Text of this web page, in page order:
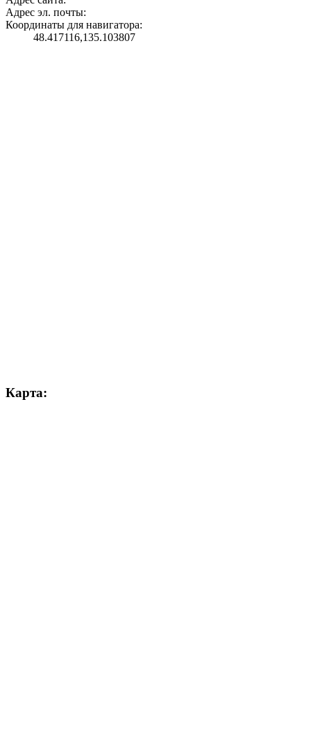
Адрес эл. почты:
Координаты для навигатора:
48.417116,135.103807
Карта: